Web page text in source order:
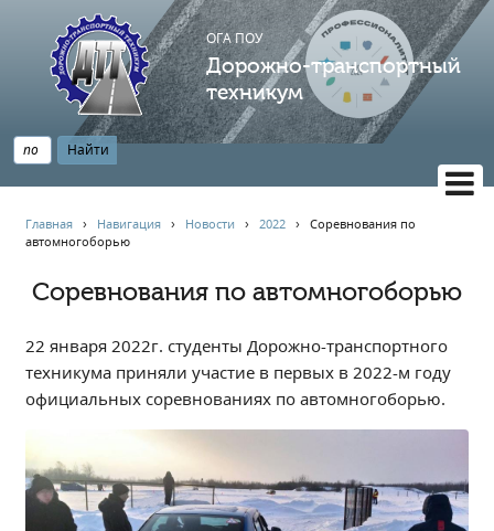
ОГА ПОУ
Дорожно-транспортный
техникум
НАВИГАЦИЯ
Главная
АБИТУРИЕНТУ
Опрос по качеству образования
Новости
Информация
Независимая оценка качества
Главная › Навигация › Новости ›2022 ›Соревнования по
автомногоборью
Соревнования по автомногоборью
22 января 2022г. студенты Дорожно-транспортного
техникума приняли участие в первых в 2022-м году
официальных соревнованиях по автомногоборью.